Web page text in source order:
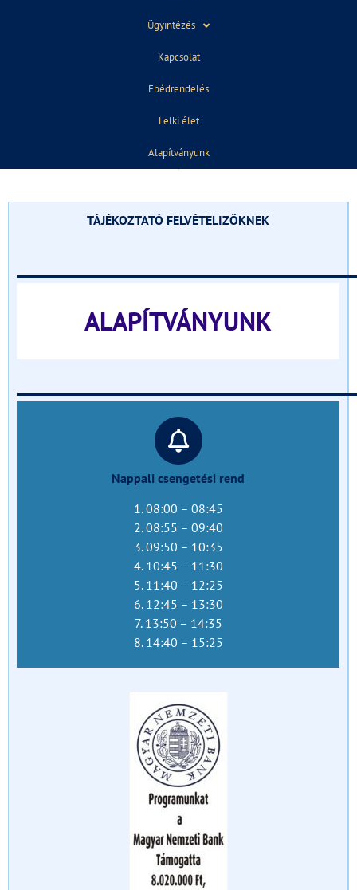
Ügyintézés
Kapcsolat
Ebédrendelés
Lelki élet
Alapítványunk
TÁJÉKOZTATÓ FELVÉTELIZŐKNEK
ALAPÍTVÁNYUNK
Nappali csengetési rend
1. 08:00 – 08:45
2. 08:55 – 09:40
3. 09:50 – 10:35
4. 10:45 – 11:30
5. 11:40 – 12:25
6. 12:45 – 13:30
7. 13:50 – 14:35
8. 14:40 – 15:25